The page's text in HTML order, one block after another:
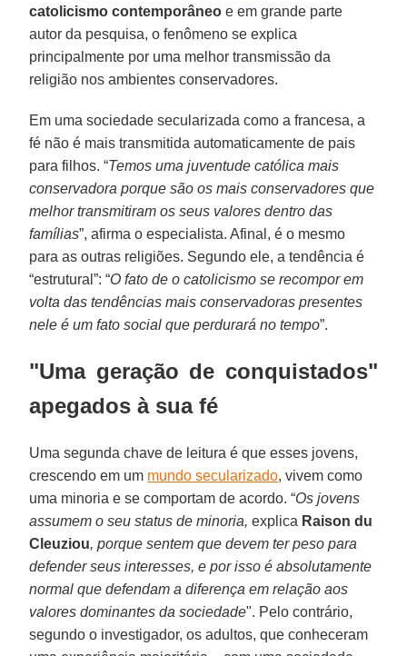
catolicismo contemporâneo e em grande parte
autor da pesquisa, o fenômeno se explica
principalmente por uma melhor transmissão da
religião nos ambientes conservadores.
Em uma sociedade secularizada como a francesa, a
fé não é mais transmitida automaticamente de pais
para filhos. “Temos uma juventude católica mais
conservadora porque são os mais conservadores que
melhor transmitiram os seus valores dentro das
famílias”, afirma o especialista. Afinal, é o mesmo
para as outras religiões. Segundo ele, a tendência é
“estrutural”: “O fato de o catolicismo se recompor em
volta das tendências mais conservadoras presentes
nele é um fato social que perdurará no tempo”.
"Uma geração de conquistados"
apegados à sua fé
Uma segunda chave de leitura é que esses jovens,
crescendo em um mundo secularizado, vivem como
uma minoria e se comportam de acordo. “Os jovens
assumem o seu status de minoria,explica Raison du
Cleuziou, porque sentem que devem ter peso para
defender seus interesses, e por isso é absolutamente
normal que defendam a diferença em relação aos
valores dominantes da sociedade". Pelo contrário,
segundo o investigador, os adultos, que conheceram